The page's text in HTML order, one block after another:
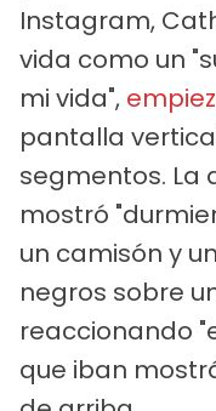
Instagram,
vida como un
mi vida",
pantalla
segmentos. La
mostró
un camisón y
negros sobre
reaccionando
que iban